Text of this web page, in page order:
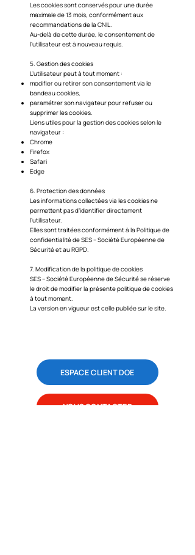
Les cookies sont conservés pour une durée
maximale de 13 mois, conformément aux
recommandations de la CNIL.
Au-delà de cette durée, le consentement de
l’utilisateur est à nouveau requis.
5. Gestion des cookies
L’utilisateur peut à tout moment :
modifier ou retirer son consentement via le
bandeau cookies,
paramétrer son navigateur pour refuser ou
supprimer les cookies.
Liens utiles pour la gestion des cookies selon le
navigateur :
Chrome
Firefox
Safari
Edge
6. Protection des données
Les informations collectées via les cookies ne
permettent pas d’identifier directement
l’utilisateur.
Elles sont traitées conformément à la Politique de
confidentialité de SES – Société Européenne de
Sécurité et au RGPD.
7. Modification de la politique de cookies
SES – Société Européenne de Sécurité se réserve
le droit de modifier la présente politique de cookies
à tout moment.
La version en vigueur est celle publiée sur le site.
ESPACE CLIENT DOE
NOUS CONTACTER